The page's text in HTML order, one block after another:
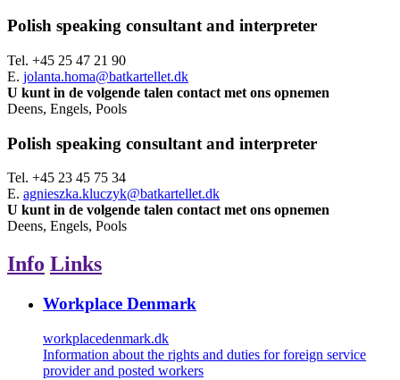
Polish speaking consultant and interpreter
Tel. +45 25 47 21 90
E. jolanta.homa@batkartellet.dk
U kunt in de volgende talen contact met ons opnemen
Deens, Engels, Pools
Polish speaking consultant and interpreter
Tel. +45 23 45 75 34
E. agnieszka.kluczyk@batkartellet.dk
U kunt in de volgende talen contact met ons opnemen
Deens, Engels, Pools
Info Links
Workplace Denmark
workplacedenmark.dk
Information about the rights and duties for foreign service
provider and posted workers